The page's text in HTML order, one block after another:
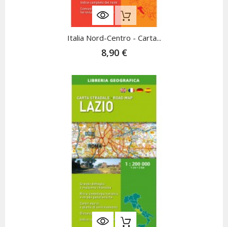
Italia Nord-Centro - Carta...
8,90 €